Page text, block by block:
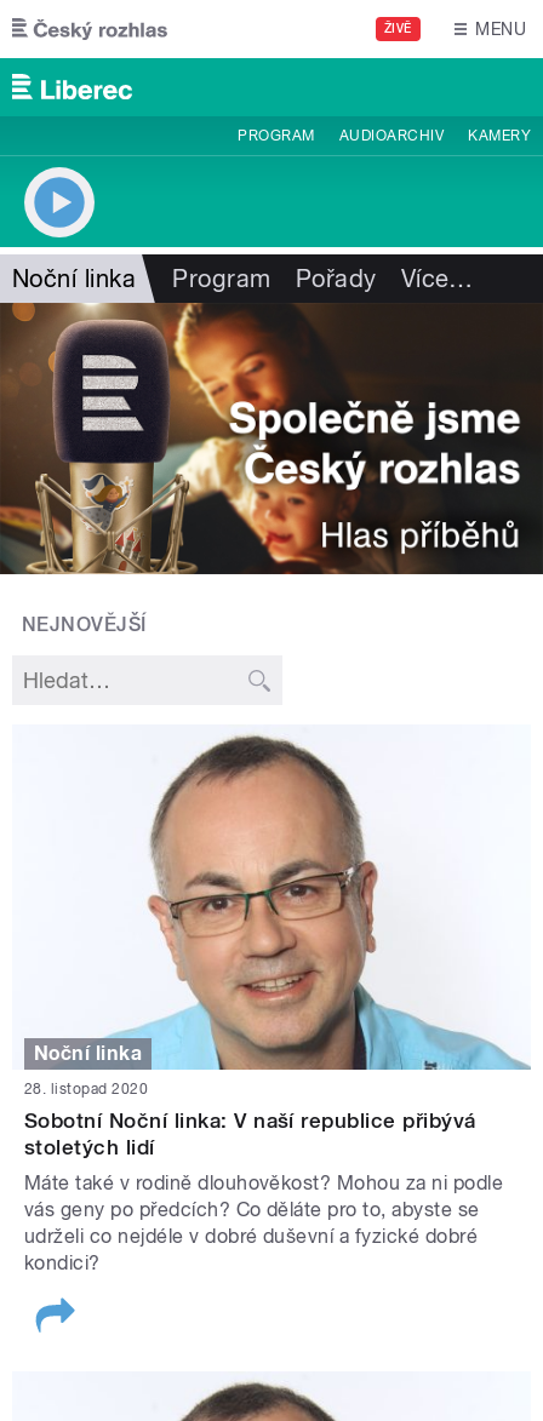
Přejít k hlavnímu obsahu
ŽIVĚ MENU
PROGRAM AUDIOARCHIV KAMERY
Noční linka Program Pořady Více…
NEJNOVĚJŠÍ
Noční linka
28. listopad 2020
Sobotní Noční linka: V naší republice přibývá
stoletých lidí
Máte také v rodině dlouhověkost? Mohou za ni podle
vás geny po předcích? Co děláte pro to, abyste se
udrželi co nejdéle v dobré duševní a fyzické dobré
kondici?